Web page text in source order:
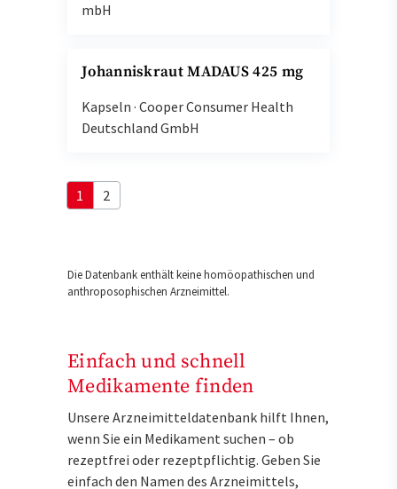
mbH
Johanniskraut MADAUS 425 mg
Kapseln · Cooper Consumer Health
Deutschland GmbH
1 2
Die Datenbank enthält keine homöopathischen und
anthroposophischen Arzneimittel.
Einfach und schnell
Medikamente finden
Unsere Arzneimitteldatenbank hilft Ihnen,
wenn Sie ein Medikament suchen – ob
rezeptfrei oder rezeptpflichtig. Geben Sie
einfach den Namen des Arzneimittels,